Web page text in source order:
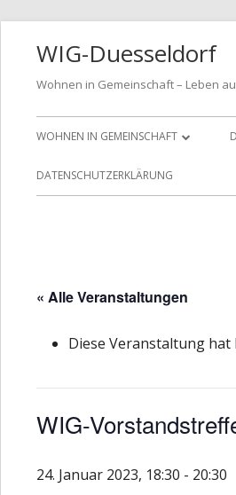
WIG-Duesseldorf
Wohnen in Gemeinschaft – Leben
Primäres
Menü
WOHNEN IN GEMEINSCHAFT
MITGLIED WERDEN
DATENSCHUTZERKLÄRUNG
« Alle Veranstaltungen
Diese Veranstaltung
WIG-
24. Januar 2023, 18:30 - 20:30